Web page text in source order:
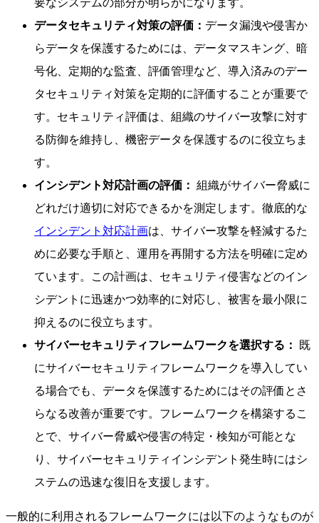
データセキュリティ対策の評価： データ漏洩や侵害か
らデータを保護するためには、データマスキング、暗
号化、定期的な監査、評価管理など、導入済みのデー
タセキュリティ対策を定期的に評価することが重要で
す。セキュリティ評価は、組織のサイバー攻撃に対す
る防御を維持し、機密データを保護するのに役立ちま
す。
インシデント対応計画の評価： 組織がサイバー脅威に
どれだけ適切に対応できるかを測定します。徹底的な
インシデント対応計画は、サイバー攻撃を軽減するた
めに必要な手順と、運用を再開する方法を明確に定め
ています。この計画は、セキュリティ侵害などのイン
シデントに迅速かつ効率的に対応し、被害を最小限に
抑えるのに役立ちます。
サイバーセキュリティフレームワークを選択する：
既
にサイバーセキュリティフレームワークを導入してい
る場合でも、データを保護するためにはその評価とさ
らなる改善が重要です。フレームワークを構築するこ
とで、サイバー脅威や侵害の特定・検知が可能とな
り、サイバーセキュリティインシデント発生時にはシ
ステムの迅速な復旧を支援します。
一般的に利用されるフレームワークには以下のようなものが